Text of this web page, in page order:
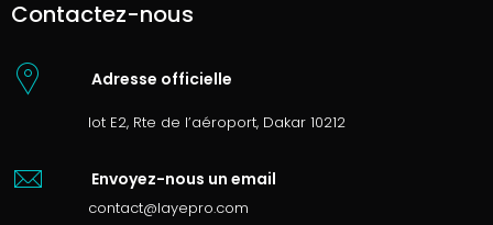
Contactez-nous
Adresse officielle
lot E2, Rte de l’aéroport, Dakar 10212
Envoyez-nous un email
contact@layepro.com